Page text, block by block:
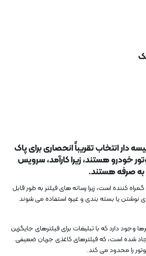
دار انتخاب تقریباً انحصاری برای پاک
خودرو هستند، زیرا کارآمد، سرویس
صرفه هستند.
کننده است، زیرا رسانه های فیلتر به طور قابل
نوشتن یا بسته بندی و غیره استفاده می شوند
وجود دارد که با تبلیغات برای فیلترهای جایگزین
شده است، که فیلترهای کاغذی جریان ضعیفی
را محدود می کند.